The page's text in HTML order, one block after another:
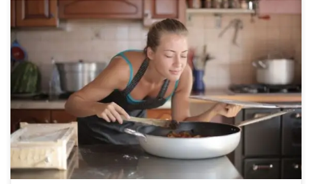
A funkcionális illatanyagok nem csak arról szólnak, hogy jó illatunk
[…]